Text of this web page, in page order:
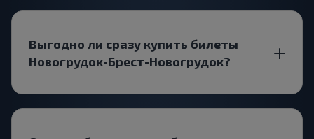
Выгодно ли сразу купить билеты
Новогрудок-Брест-Новогрудок?